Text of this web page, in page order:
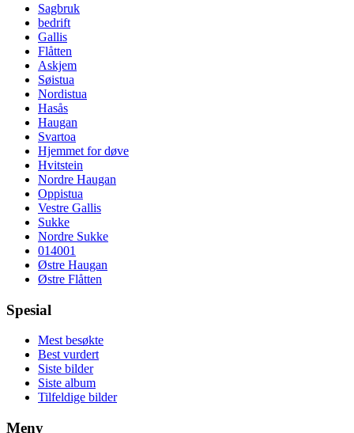
Sagbruk
bedrift
Gallis
Flåtten
Askjem
Søistua
Nordistua
Hasås
Haugan
Svartoa
Hjemmet for døve
Hvitstein
Nordre Haugan
Oppistua
Vestre Gallis
Sukke
Nordre Sukke
014001
Østre Haugan
Østre Flåtten
Spesial
Mest besøkte
Best vurdert
Siste bilder
Siste album
Tilfeldige bilder
Meny